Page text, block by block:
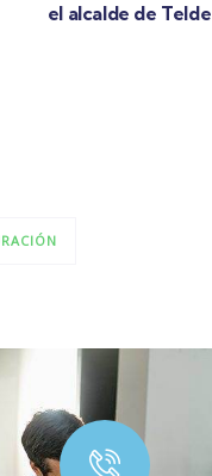
el alcalde de Telde